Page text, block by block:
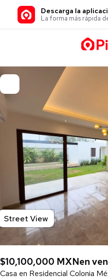
Descarga la
La forma más rápida
Street View
$10,100,000 MXNen
Casa en Residencial Colonia